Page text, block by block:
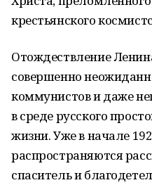
крестьянского
Отождествление
совершенно
коммунистов и даже
в среде русского
жизни. Уже в начале
распространяются
спаситель и